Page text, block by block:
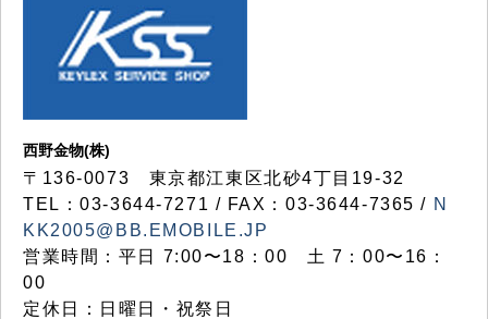
西野金物(株)
〒136-0073 東京都江東区北砂4丁目19-32
TEL：03‐3644‐7271 / FAX：03-3644-7365 / N
KK2005@BB.EMOBILE.JP
営業時間：平日 7:00〜18：00 土 7：00〜16：
00
定休日：日曜日・祝祭日